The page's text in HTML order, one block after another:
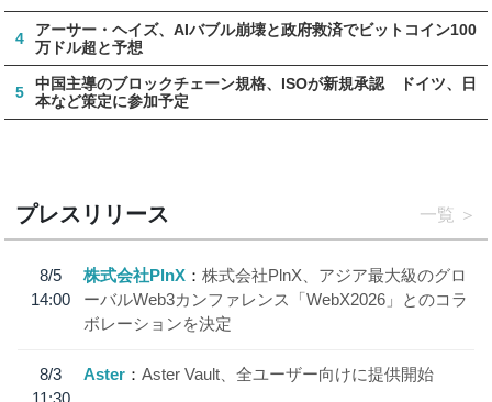
4
アーサー・ヘイズ、AIバブル崩壊と政府救済でビットコイン100
万ドル超と予想
5
中国主導のブロックチェーン規格、ISOが新規承認 ドイツ、日
本など策定に参加予定
プレスリリース 一覧
8/5
14:00
株式会社PlnX
株式会社PlnX、アジア最大級のグロ
ーバルWeb3カンファレンス「WebX2026」とのコラ
ボレーションを決定
8/3
11:30
Aster Aster Vault、全ユーザー向けに提供開始